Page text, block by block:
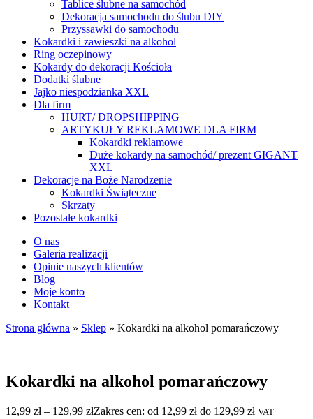
Tablice ślubne na samochód
Dekoracja samochodu do ślubu DIY
Przyssawki do samochodu
Kokardki i zawieszki na alkohol
Ring oczepinowy
Kokardy do dekoracji Kościoła
Dodatki ślubne
Jajko niespodzianka XXL
Dla firm
HURT/ DROPSHIPPING
ARTYKUŁY REKLAMOWE DLA FIRM
Kokardki reklamowe
Duże kokardy na samochód/ prezent GIGANT
XXL
Dekoracje na Boże Narodzenie
Kokardki Świąteczne
Skrzaty
Pozostałe kokardki
O nas
Galeria realizacji
Opinie naszych klientów
Blog
Moje konto
Kontakt
Strona główna » Sklep » Kokardki na alkohol pomarańczowy
Kokardki na alkohol pomarańczowy
12,99 zł – 129,99 złZakres cen: od 12,99 zł do 129,99 zł VAT